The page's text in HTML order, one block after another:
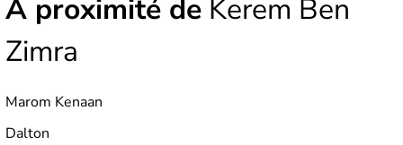
À proximité de Kerem Ben
Zimra
Marom Kenaan
Dalton